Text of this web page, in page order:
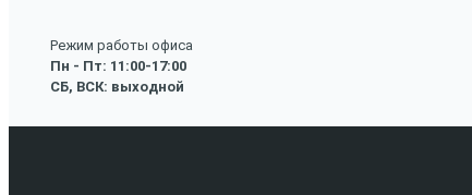
Режим работы офиса
Пн - Пт: 11:00-17:00
СБ, ВСК: выходной